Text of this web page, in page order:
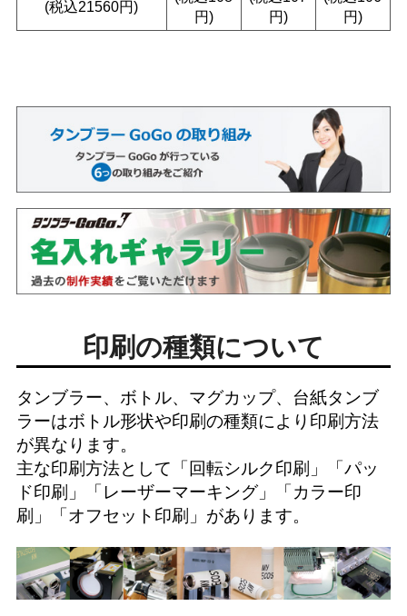
(税込21560円)
円)
円)
円)
印刷の種類について
タンブラー、ボトル、マグカップ、台紙タンブ
ラーはボトル形状や印刷の種類により印刷方法
が異なります。
主な印刷方法として「 回転シルク印刷 」「 パッ
ド印刷 」「 レーザーマーキング」「 カラー印
刷 」「 オフセット印刷 」があります。